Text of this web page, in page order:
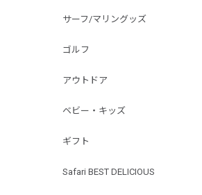
サーフ/マリングッズ
ゴルフ
アウトドア
ベビー・キッズ
ギフト
Safari BEST DELICIOUS